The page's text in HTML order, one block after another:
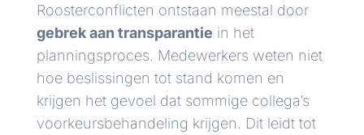
Roosterconflicten ontstaan meestal door
gebrek aan transparantie in het
planningsproces. Medewerkers weten niet
hoe beslissingen tot stand komen en
krijgen het gevoel dat sommige collega’s
voorkeursbehandeling krijgen. Dit leidt tot